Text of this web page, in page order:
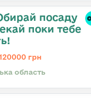
посаду
поки тебе
грн
область